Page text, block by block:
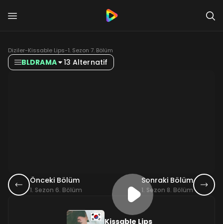
Diziler-Kissable Lips-1. Sezon 7. Bölüm
BLDRAMA 13 Alternatif
Önceki Bölüm
1. Sezon 6. Bölüm
Sonraki Bölüm
1. Sezon 8. Bölüm
Kissable Lips